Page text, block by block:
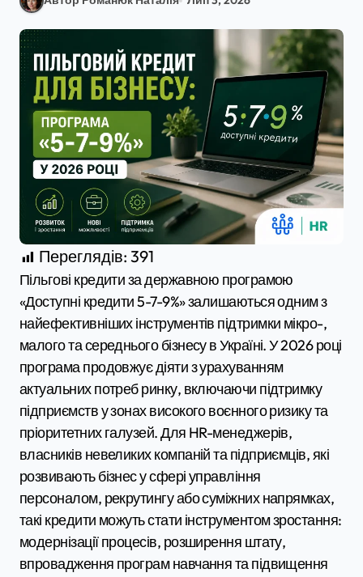
Переглядів: 391
Пільгові кредити за державною програмою
«Доступні кредити 5-7-9%» залишаються одним з
найефективніших інструментів підтримки мікро-,
малого та середнього бізнесу в Україні. У 2026 році
програма продовжує діяти з урахуванням
актуальних потреб ринку, включаючи підтримку
підприємств у зонах високого воєнного ризику та
пріоритетних галузей. Для HR-менеджерів,
власників невеликих компаній та підприємців, які
розвивають бізнес у сфері управління
персоналом, рекрутингу або суміжних напрямках,
такі кредити можуть стати інструментом зростання:
модернізації процесів, розширення штату,
впровадження програм навчання та підвищення